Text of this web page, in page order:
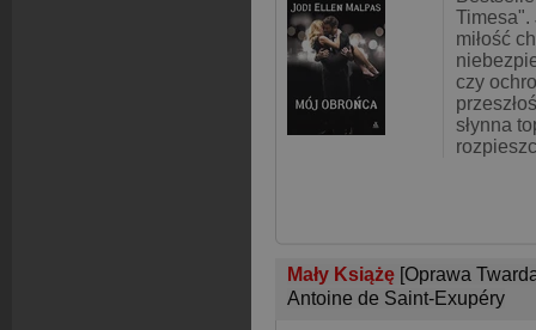
Timesa".
miłość
czy
słynna
Mały Książę [Oprawa
Antoine de Saint-Exupéry